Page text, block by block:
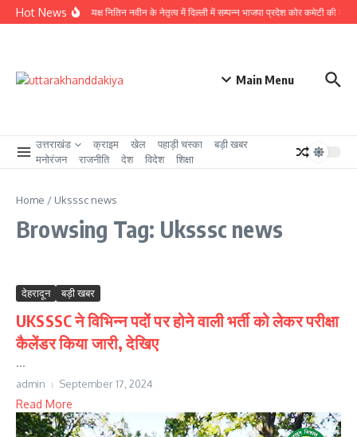
Skip to content
Hot Newsराष्ट्रीय अध्यक्ष नितिन नवीन के नेतृत्व में दिल्ली में सम्पन्न भाजपा प्रदेश कोर कमेटी की बैठक
Main Menu
उत्तराखंड क्राइम खेल पहाड़ी चस्का
बड़ी खबर
मनोरंजन
राजनीति देश विदेश शिक्षा
Home / Uksssc news
Browsing Tag: Uksssc news
देहरादून बड़ी खबर
UKSSSC ने विभिन्न पदों पर होने वाली भर्ती को लेकर परीक्षा
कैलेंडर किया जारी, देखिए
...
admin September 17, 2024
Read More